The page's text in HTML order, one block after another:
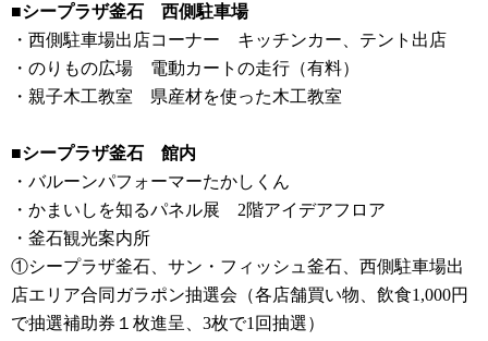
■シープラザ釜石 西側駐車場
・西側駐車場出店コーナー キッチンカー、テント出店
・のりもの広場 電動カートの走行（有料）
・親子木工教室 県産材を使った木工教室
■シープラザ釜石 館内
・バルーンパフォーマーたかしくん
・かまいしを知るパネル展 2階アイデアフロア
・釜石観光案内所
①シープラザ釜石、サン・フィッシュ釜石、西側駐車場出
店エリア合同ガラポン抽選会（各店舗買い物、飲食1,000円
で抽選補助券１枚進呈、3枚で1回抽選）